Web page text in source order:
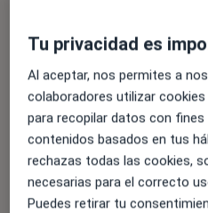
Nada, tan solo
saber que no va a
alcohol con el
¿Mi hija de 7 años puede tomar
Strattera?
Tu privacidad es
Al aceptar, nos permites a
colaboradores utilizar
para recopilar datos con
contenidos basados en tus
rechazas todas las cookies,
necesarias para el correcto
Puedes retirar tu